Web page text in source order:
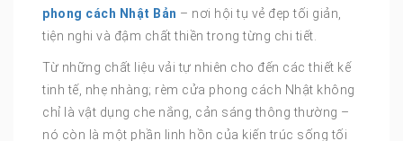
phong cách Nhật Bản – nơi hội tụ vẻ đẹp tối giản,
tiện nghi và đậm chất thiền trong từng chi tiết.
Từ những chất liệu vải tự nhiên cho đến các thiết kế
tinh tế, nhẹ nhàng; rèm cửa phong cách Nhật không
chỉ là vật dụng che nắng, cản sáng thông thường –
nó còn là một phần linh hồn của kiến trúc sống tối